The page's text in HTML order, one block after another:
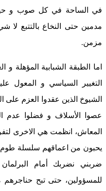
في الساحة في كل صوب و
مدمين حتى النخاع بالتتبع
مزمن.
اما الطبقة الشبابية المؤهلة
التغيير السياسي و المعول
الشيوخ الذين عقدوا العزم على
عصوا الأسلاف و فضلوا عدم
المعاش، انظمت هي الاخرى
يحبون من اعماقهم سلسلة
ضربني نضربك أمام
للمسؤولين، حتى تبح حناجرهم